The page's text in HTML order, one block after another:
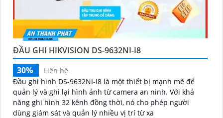
ĐẦU GHI HIKVISION DS-9632NI-I8
30%
Liên hệ
Đầu ghi hình DS-9632NI-I8 là một thiết bị mạnh mẽ để
quản lý và ghi lại hình ảnh từ camera an ninh. Với khả
năng ghi hình 32 kênh đồng thời, nó cho phép người
dùng giám sát và quản lý nhiều vị trí từ xa